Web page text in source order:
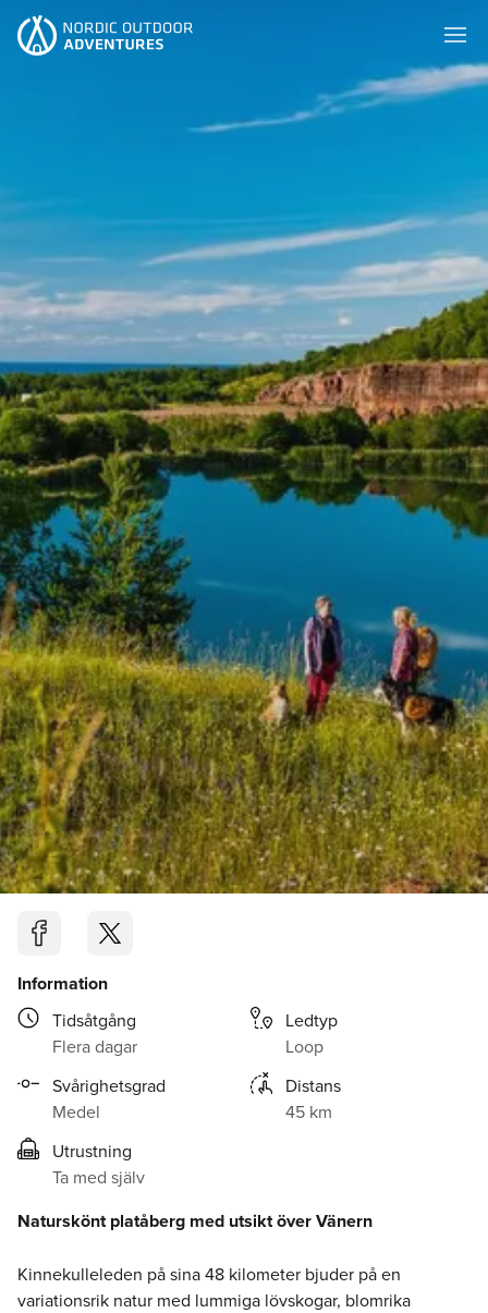
Information
Tidsåtgång
Flera dagar
Ledtyp
Loop
Svårighetsgrad
Medel
Distans
45 km
Utrustning
Ta med själv
Naturskönt platåberg med utsikt över Vänern
Kinnekulleleden på sina 48 kilometer bjuder på en
variationsrik natur med lummiga lövskogar, blomrika